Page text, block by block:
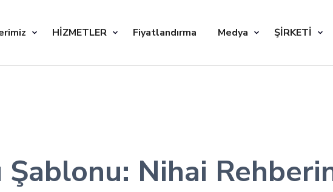
HİZMETLER Fiyatlandırma Medya ŞİRKETİ
Şablonu: Nihai